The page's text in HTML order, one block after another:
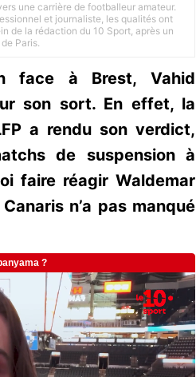
une carrière de footballeur amateur.
et journaliste, les qualités ont
de la rédaction du 10 Sport, après un
Paris.
face à Brest, Vahid
son sort. En effet, la
a rendu son verdict,
de suspension à
faire réagir Waldemar
n’a pas manqué